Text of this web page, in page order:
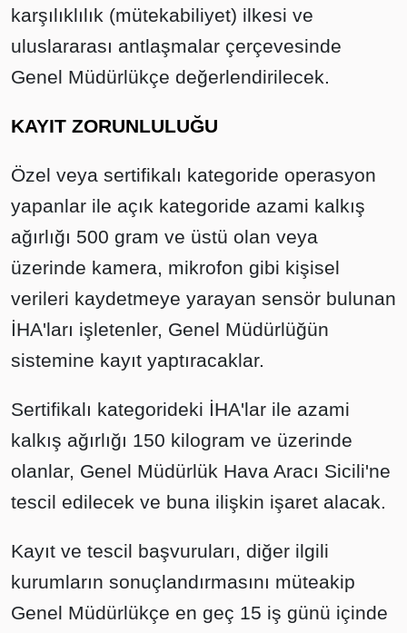
karşılıklılık (mütekabiliyet) ilkesi ve
uluslararası antlaşmalar çerçevesinde
Genel Müdürlükçe değerlendirilecek.
KAYIT ZORUNLULUĞU
Özel veya sertifikalı kategoride operasyon
yapanlar ile açık kategoride azami kalkış
ağırlığı 500 gram ve üstü olan veya
üzerinde kamera, mikrofon gibi kişisel
verileri kaydetmeye yarayan sensör bulunan
İHA'ları işletenler, Genel Müdürlüğün
sistemine kayıt yaptıracaklar.
Sertifikalı kategorideki İHA'lar ile azami
kalkış ağırlığı 150 kilogram ve üzerinde
olanlar, Genel Müdürlük Hava Aracı Sicili'ne
tescil edilecek ve buna ilişkin işaret alacak.
Kayıt ve tescil başvuruları, diğer ilgili
kurumların sonuçlandırmasını müteakip
Genel Müdürlükçe en geç 15 iş günü içinde